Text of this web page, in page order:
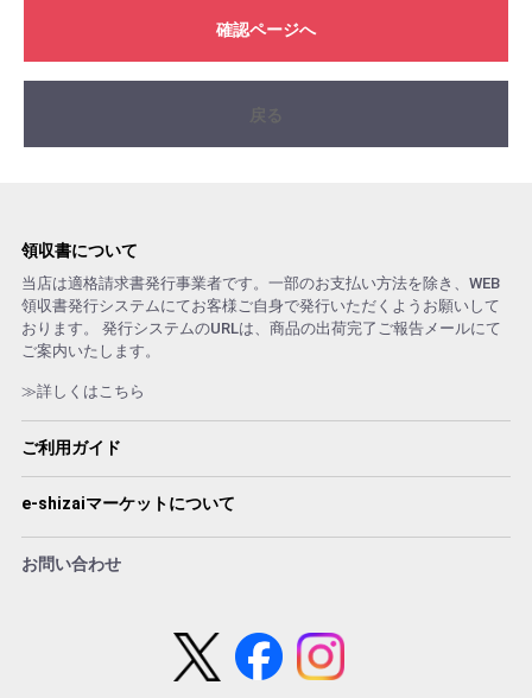
確認ページへ
領収書について
当店は適格請求書発行事業者です。一部のお支払い方法を除き、WEB
領収書発行システムにてお客様ご自身で発行いただくようお願いして
おります。 発行システムのURLは、商品の出荷完了ご報告メールにて
ご案内いたします。
≫詳しくはこちら
ご利用ガイド
e-shizaiマーケットについて
お問い合わせ